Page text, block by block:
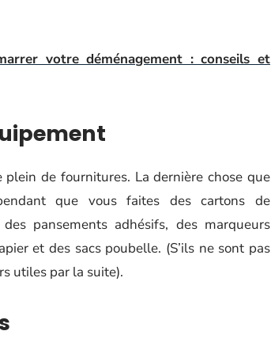
votre déménagement : conseils et
de fournitures. La dernière chose que
que vous faites des cartons de
pansements adhésifs, des marqueurs
et des sacs poubelle. (S’ils ne sont pas
utiles par la suite).